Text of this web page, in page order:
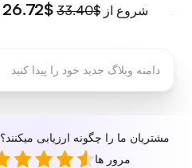
شروع از $33.40
$26.72
مشتریان ما را چگونه ارزیابی میکنند؟
مرور ها